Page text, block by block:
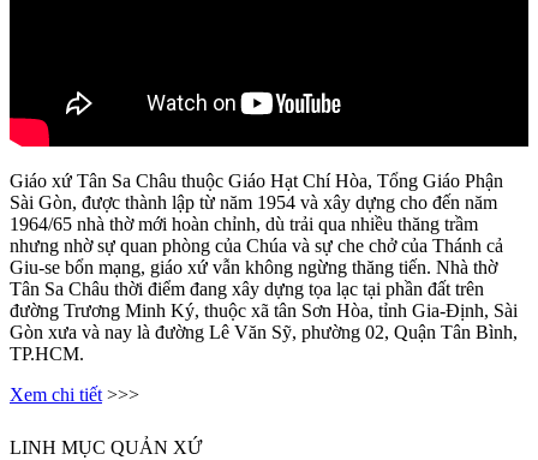
Giáo xứ Tân Sa Châu thuộc Giáo Hạt Chí Hòa, Tổng Giáo Phận
Sài Gòn, được thành lập từ năm 1954 và xây dựng cho đến năm
1964/65 nhà thờ mới hoàn chỉnh, dù trải qua nhiều thăng trầm
nhưng nhờ sự quan phòng của Chúa và sự che chở của Thánh cả
Giu-se bổn mạng, giáo xứ vẫn không ngừng thăng tiến. Nhà thờ
Tân Sa Châu thời điểm đang xây dựng tọa lạc tại phần đất trên
đường Trương Minh Ký, thuộc xã tân Sơn Hòa, tỉnh Gia-Định, Sài
Gòn xưa và nay là đường Lê Văn Sỹ, phường 02, Quận Tân Bình,
TP.HCM.
Xem chi tiết >>>
LINH MỤC QUẢN XỨ